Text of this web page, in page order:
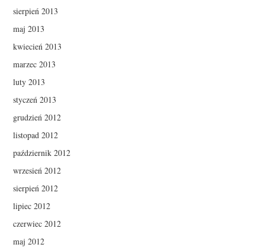
sierpień 2013
maj 2013
kwiecień 2013
marzec 2013
luty 2013
styczeń 2013
grudzień 2012
listopad 2012
październik 2012
wrzesień 2012
sierpień 2012
lipiec 2012
czerwiec 2012
maj 2012